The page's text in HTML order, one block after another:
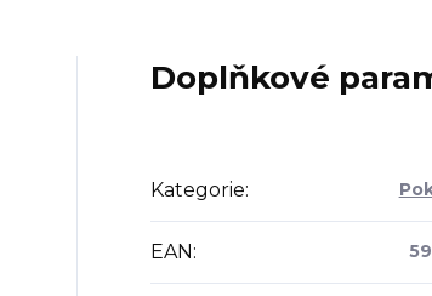
Doplňkové
Kategorie:
EAN :